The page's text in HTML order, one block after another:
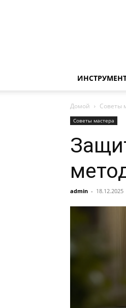
Домой Советы
Советы мастера
admin - 18.12.2025